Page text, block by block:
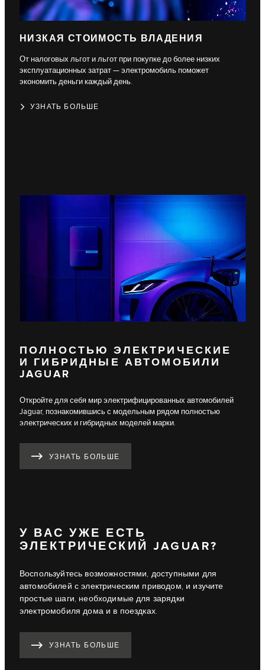
НИЗКАЯ СТОИМОСТЬ ВЛАДЕНИЯ
От налоговых льгот и льгот при покупке до более низких
эксплуатационных затрат — электромобиль поможет
экономить деньги каждый день.
УЗНАТЬ БОЛЬШЕ
ПОЛНОСТЬЮ ЭЛЕКТРИЧЕСКИЕ
И ГИБРИДНЫЕ АВТОМОБИЛИ
JAGUAR
Откройте для себя мир электрифицированных автомобилей
Jaguar, познакомившись с модельным рядом полностью
электрических и гибридных моделей марки.
УЗНАТЬ БОЛЬШЕ
У ВАС УЖЕ ЕСТЬ
ЭЛЕКТРИЧЕСКИЙ JAGUAR?
Воспользуйтесь возможностями, доступными для
автомобилей с электрическим приводом, и изучите
простые шаги, необходимые для зарядки
электромобиля дома и в поездках.
УЗНАТЬ БОЛЬШЕ